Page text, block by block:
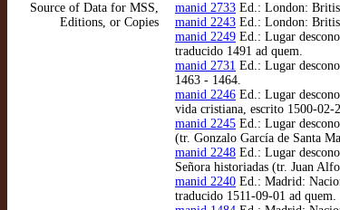
Source of Data for MSS,
Editions, or Copies
manid 2733 Ed.: London:
manid 2243 Ed.: London:
manid 2249 Ed.: Lugar
traducido 1491 ad quem.
manid 2731 Ed.: Lugar
1463 - 1464.
manid 2246 Ed.: Lugar
vida cristiana, escrito 1500-02-
manid 2245 Ed.: Lugar
(tr. Gonzalo García de Santa
manid 2248 Ed.: Lugar
Señora historiadas (tr. Juan
manid 2240 Ed.: Madrid:
traducido 1511-09-01 ad quem.